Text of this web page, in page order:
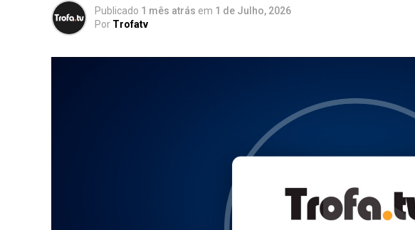
Publicado 1 mês atrás em 1 de Julho, 2026
Por Trofatv